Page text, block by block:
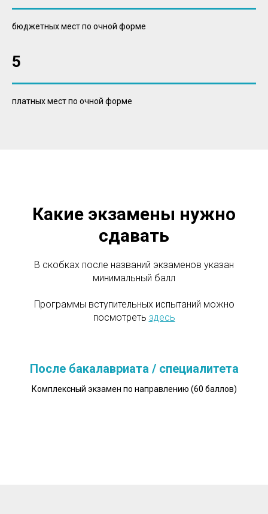
бюджетных мест по очной форме
5
платных мест по очной форме
Какие экзамены нужно
сдавать
В скобках после названий экзаменов указан
минимальный балл
Программы вступительных испытаний можно
посмотреть здесь
После бакалавриата / специалитета
Комплексный экзамен по направлению (60 баллов)